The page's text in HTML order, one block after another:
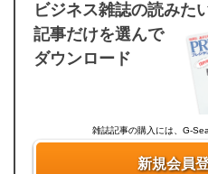
ビジネス雑誌の読みた
記事だけを選んで
ダウンロード
雑誌記事の購入には、G-
新規会員